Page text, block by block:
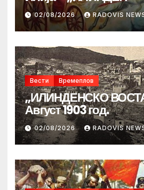
02/08/2026 RADOVIS
Вести Времеплов
„ИЛИНДЕНСКО
Август 1903 год.
02/08/2026 RADOVIS